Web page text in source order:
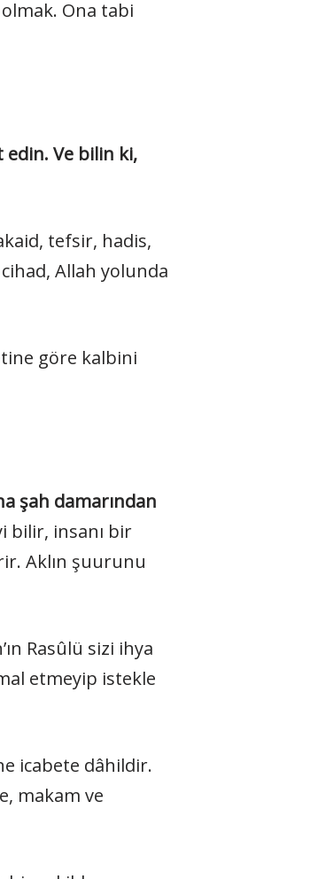
olmak. Ona tabi
edin. Ve bilin ki,
tefsir, hadis,
Allah yolunda
göre kalbini
şah damarından
bilir, insanı bir
Aklın şuurunu
Rasûlü sizi ihya
etmeyip istekle
icabete dâhildir.
makam ve